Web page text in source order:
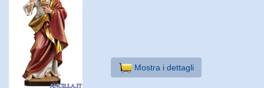
Mostra i dettagli